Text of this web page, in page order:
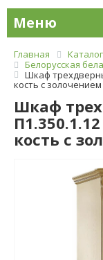
Меню
Главная
Белорусская
Шкаф
кость с золочением
Шкаф
кость с